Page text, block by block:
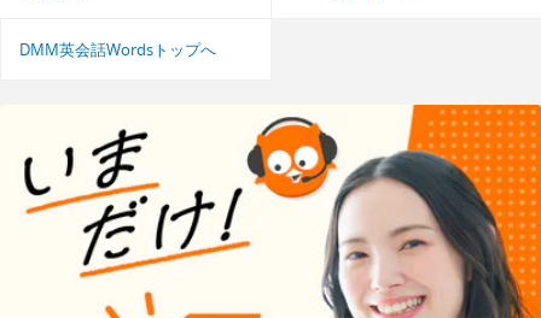
DMM英会話Wordsトップへ